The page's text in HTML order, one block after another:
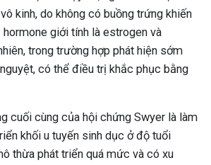
kinh, do không có buồng trứng khiến
giới tính là estrogen và
trong trường hợp phát hiện sớm
có thể điều trị khắc phục bằng
cuối cùng của hội chứng Swyer là làm
khối u tuyến sinh dục ở độ tuổi
thừa phát triển quá mức và có xu